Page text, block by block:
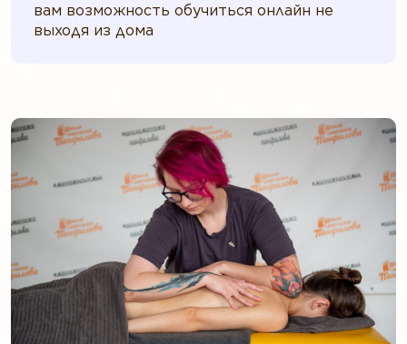
вам возможность обучиться онлайн не
выходя из дома